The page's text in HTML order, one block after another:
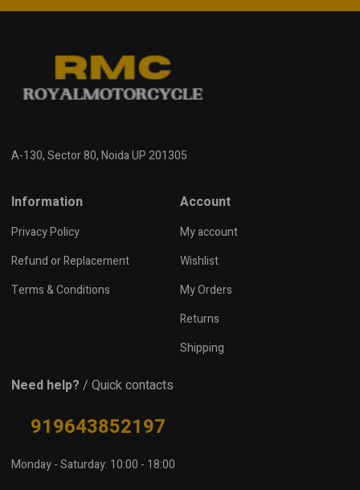
A-130, Sector 80, Noida UP 201305
Information
Privacy Policy
Refund or Replacement
Terms & Conditions
Account
My account
Wishlist
My Orders
Returns
Shipping
Need help? / Quick contacts
919643852197
Monday - Saturday: 10:00 - 18:00